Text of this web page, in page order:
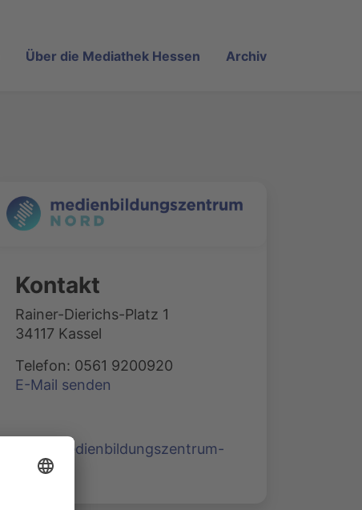
Über die Mediathek Hessen Archiv
Kontakt
Rainer-Dierichs-Platz 1
34117 Kassel
Telefon: 0561 9200920
E-Mail senden
www.medienbildungszentrum-
nord.de